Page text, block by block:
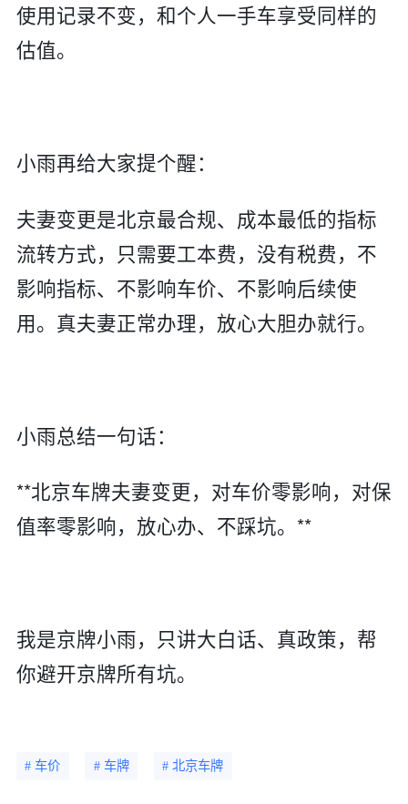
使用记录不变，和个人一手车享受同样的
估值。
小雨再给大家提个醒：
夫妻变更是北京最合规、成本最低的指标
流转方式，只需要工本费，没有税费，不
影响指标、不影响车价、不影响后续使
用。真夫妻正常办理，放心大胆办就行。
小雨总结一句话：
**北京车牌夫妻变更，对车价零影响，对保
值率零影响，放心办、不踩坑。**
我是京牌小雨，只讲大白话、真政策，帮
你避开京牌所有坑。
# 车价 # 车牌 # 北京车牌